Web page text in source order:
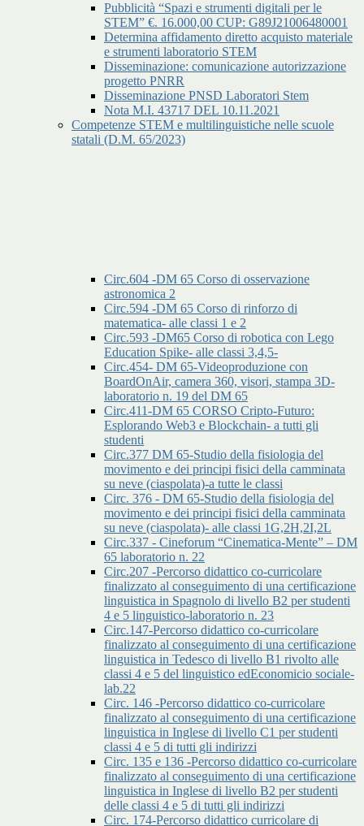
Pubblicità “Spazi e strumenti digitali per le
STEM” €. 16.000,00 CUP: G89J21006480001
Determina affidamento diretto acquisto materiale
e strumenti laboratorio STEM
Disseminazione: comunicazione autorizzazione
progetto PNRR
Disseminazione PNSD Laboratori Stem
Nota M.I. 43717 DEL 10.11.2021
Competenze STEM e multilinguistiche nelle scuole
statali (D.M. 65/2023)
Circ.604 -DM 65 Corso di osservazione
astronomica 2
Circ.594 -DM 65 Corso di rinforzo di
matematica- alle classi 1 e 2
Circ.593 -DM65 Corso di robotica con Lego
Education Spike- alle classi 3,4,5-
Circ.454- DM 65-Videoproduzione con
BoardOnAir, camera 360, visori, stampa 3D-
laboratorio n. 19 del DM 65
Circ.411-DM 65 CORSO Cripto-Futuro:
Esplorando Web3 e Blockchain- a tutti gli
studenti
Circ.377 DM 65-Studio della fisiologia del
movimento e dei principi fisici della camminata
su neve (ciaspolata)-a tutte le classi
Circ. 376 - DM 65-Studio della fisiologia del
movimento e dei principi fisici della camminata
su neve (ciaspolata)- alle classi 1G,2H,2I,2L
Circ.337 - Cineforum “Cinematica-Mente” – DM
65 laboratorio n. 22
Circ.207 -Percorso didattico co-curricolare
finalizzato al conseguimento di una certificazione
linguistica in Spagnolo di livello B2 per studenti
4 e 5 linguistico-laboratorio n. 23
Circ.147-Percorso didattico co-curricolare
finalizzato al conseguimento di una certificazione
linguistica in Tedesco di livello B1 rivolto alle
classi 4 e 5 del linguistico edEconomicio sociale-
lab.22
Circ. 146 -Percorso didattico co-curricolare
finalizzato al conseguimento di una certificazione
linguistica in Inglese di livello C1 per studenti
classi 4 e 5 di tutti gli indirizzi
Circ. 135 e 136 -Percorso didattico co-curricolare
finalizzato al conseguimento di una certificazione
linguistica in Inglese di livello B2 per studenti
delle classi 4 e 5 di tutti gli indirizzi
Circ. 174-Percorso didattico curricolare di